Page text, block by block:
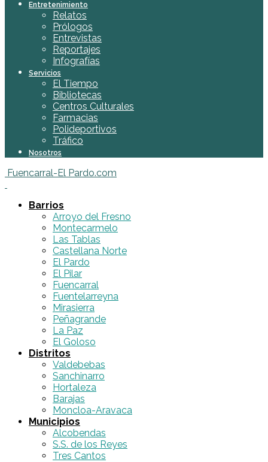
Entretenimiento
Relatos
Prólogos
Entrevistas
Reportajes
Infografías
Servicios
El Tiempo
Bibliotecas
Centros Culturales
Farmacias
Polideportivos
Tráfico
Nosotros
Fuencarral-El Pardo.com
Barrios
Arroyo del Fresno
Montecarmelo
Las Tablas
Castellana Norte
El Pardo
El Pilar
Fuencarral
Fuentelarreyna
Mirasierra
Peñagrande
La Paz
El Goloso
Distritos
Valdebebas
Sanchinarro
Hortaleza
Barajas
Moncloa-Aravaca
Municipios
Alcobendas
S.S. de los Reyes
Tres Cantos